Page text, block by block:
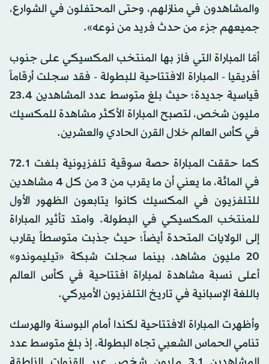
والمشاهدون في منازلهم، وحتى المحتفلون في الشوارع،
جميعهم جزء من حدث فريد من نوعه».
أمّا المباراة التي فاز بها المنتخب المكسيكي على جنوب
أفريقيا - المباراة الافتتاحية للبطولة - فقد سجلت أرقاماً
قياسية جديدة؛ حيث بلغ متوسط عدد المشاهدين 4.‏23
مليون شخص، لتصبح المباراة الأكثر مشاهدة للمكسيك
في كأس العالم خلال القرن الحادي والعشرين.
كما حققت المباراة حصة سوقية تلفزيونية بلغت 1.‏72
في المائة، ما يعني أن ما يقرب من 3 من كل 4 مشاهدين
للتلفزيون في المكسيك كانوا يتابعون الظهور الأول
للمنتخب المكسيكي في البطولة. وامتد تأثير المباراة
إلى الولايات المتحدة أيضاً؛ حيث جذبت متوسطاً يقارب
20 مليون مشاهد، بينما سجلت شبكة «تيليموندو»
أعلى نسبة مشاهدة لمباراة افتتاحية في كأس العالم
باللغة الإسبانية في تاريخ التلفزيون الأميركي.
وأظهرت المباراة الافتتاحية لكندا أمام البوسنة والهرسك
تنامي الحماس الشعبي تجاه البطولة، إذ بلغ متوسط عدد